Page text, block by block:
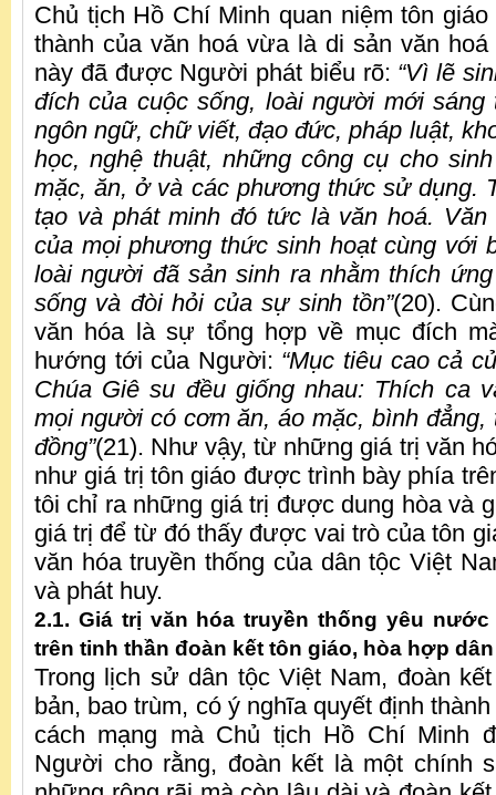
Chủ tịch Hồ Chí Minh quan niệm tôn
thành của văn hoá vừa là di sản văn
này đã được Người phát biểu rõ: “Vì lẽ
đích của cuộc sống, loài người mới sáng
ngôn ngữ, chữ viết, đạo đức, pháp luật,
học, nghệ thuật, những công cụ cho
mặc, ăn, ở và các phương thức sử dụng.
tạo và phát minh đó tức là văn hoá.
của mọi phương thức sinh hoạt cùng với
loài người đã sản sinh ra nhằm thích
sống và đòi hỏi của sự sinh tồn”(20).
văn hóa là sự tổng hợp về mục đích
hướng tới của Người: “Mục tiêu cao cả
Chúa Giê su đều giống nhau: Thích ca
mọi người có cơm ăn, áo mặc, bình
đồng”(21). Như vậy, từ những giá trị văn
như giá trị tôn giáo được trình bày phía
tôi chỉ ra những giá trị được dung hòa và
giá trị để từ đó thấy được vai trò của tôn
văn hóa truyền thống của dân tộc Việt
và phát huy.
2.1. Giá trị văn hóa truyền thống yêu
trên tinh thần đoàn kết tôn giáo, hòa hợp
Trong lịch sử dân tộc Việt Nam, đoàn
bản, bao trùm, có ý nghĩa quyết định
cách mạng mà Chủ tịch Hồ Chí Minh
Người cho rằng, đoàn kết là một chính